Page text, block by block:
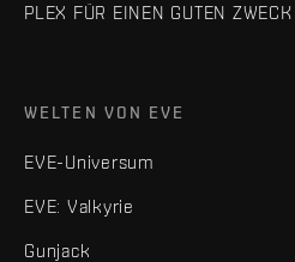
PLEX FÜR EINEN GUTEN ZWECK
WELTEN VON EVE
EVE-Universum
EVE: Valkyrie
Gunjack